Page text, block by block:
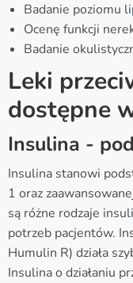
Badanie poziomu
Ocenę funkcji
Badanie
Leki
dostępne
Insulina -
Insulina stanowi
1 oraz
są różne rodzaje
potrzeb pacjentów.
Humulin R) działa
Insulina o działaniu